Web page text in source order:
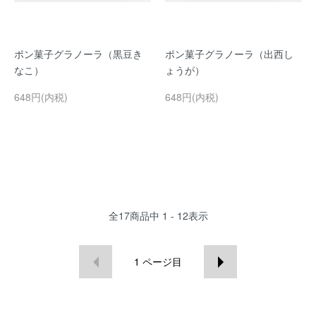
ポン菓子グラノーラ（黒豆き
なこ）
648円(内税)
ポン菓子グラノーラ（出西し
ょうが）
648円(内税)
全17商品中 1 - 12表示
1 ページ目